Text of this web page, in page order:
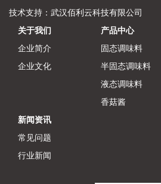
技术支持： 武汉佰利云科技有限公司
关于我们
企业简介
企业文化
产品中心
固态调味料
半固态调味料
液态调味料
香菇酱
新闻资讯
常见问题
行业新闻